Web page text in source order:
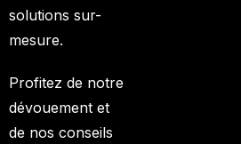
solutions sur-
mesure.
Profitez de notre
dévouement et
de nos conseils